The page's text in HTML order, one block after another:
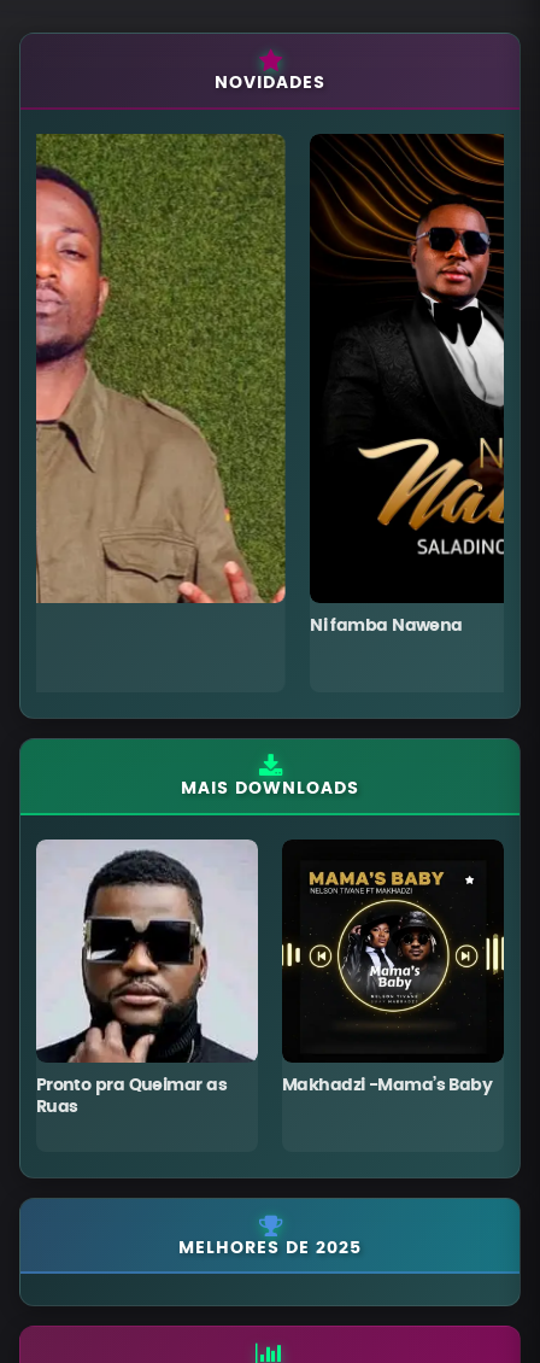
NOVIDADES
MAIS DOWNLOADS
Pronto pra Queimar as
Ruas
Makhadzi -Mama’s Baby
MELHORES DE 2025